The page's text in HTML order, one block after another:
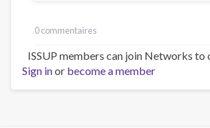
0 commentaires
ISSUP members can join Networks to
Sign inor become a member